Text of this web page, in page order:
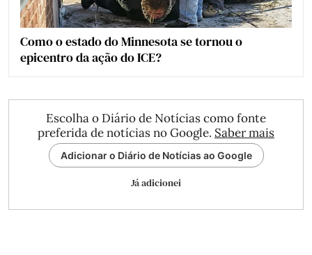
Como o estado do Minnesota se tornou o
epicentro da ação do ICE?
Escolha o Diário de Notícias como fonte
preferida de notícias no Google. Saber mais
Adicionar o Diário de Notícias ao Google
Já adicionei